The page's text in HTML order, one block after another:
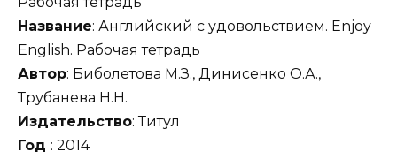
Название: Английский с удовольствием. Enjoy
English. Рабочая тетрадь
Автор: Биболетова М.З., Динисенко О.А.,
Трубанева Н.Н.
Издательство: Титул
Год : 2014